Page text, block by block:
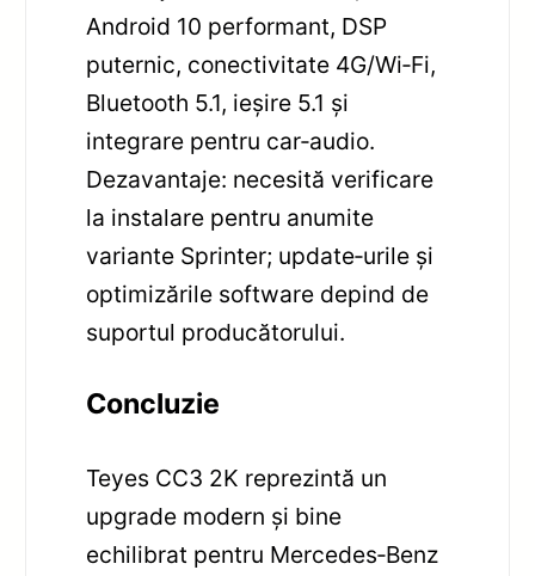
Android 10 performant, DSP
puternic, conectivitate 4G/Wi‑Fi,
Bluetooth 5.1, ieșire 5.1 și
integrare pentru car‑audio.
Dezavantaje: necesită verificare
la instalare pentru anumite
variante Sprinter; update‑urile și
optimizările software depind de
suportul producătorului.
Concluzie
Teyes CC3 2K reprezintă un
upgrade modern și bine
echilibrat pentru Mercedes‑Benz